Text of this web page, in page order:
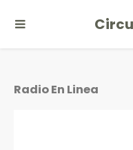
Radio En Linea